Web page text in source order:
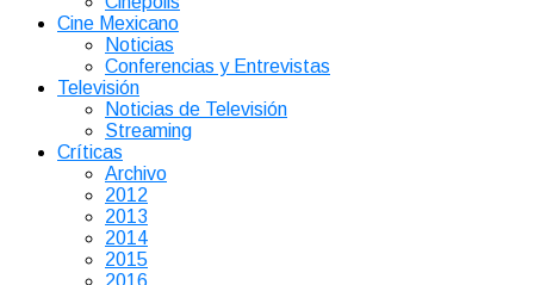
Cine Mexicano
Noticias
Conferencias y Entrevistas
Televisión
Noticias de Televisión
Streaming
Críticas
Archivo
2012
2013
2014
2015